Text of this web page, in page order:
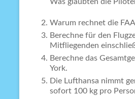
Warum rechnet die
Berechne für den
Mitfliegenden
Berechne das
York.
Die Lufthansa nimmt
sofort 100 kg pro